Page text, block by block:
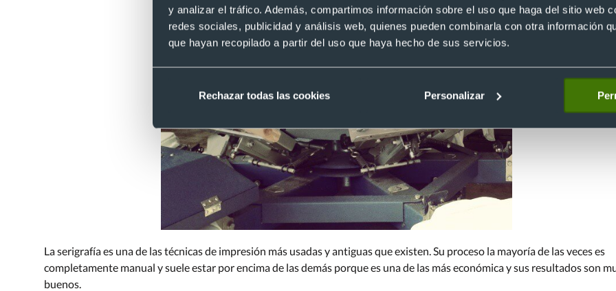
y analizar el tráfico. Además, compartimos información sobre el uso que haga del sitio web
redes sociales, publicidad y análisis web, quienes pueden combinarla con otra información
que hayan recopilado a partir del uso que haya hecho de sus servicios.
Rechazar todas las cookies Personalizar
La serigrafía es una de las técnicas de impresión más usadas y antiguas que existen. Su proceso la mayoría de las veces es
completamente manual y suele estar por encima de las demás porque es una de las más económica y sus resultados son
buenos.